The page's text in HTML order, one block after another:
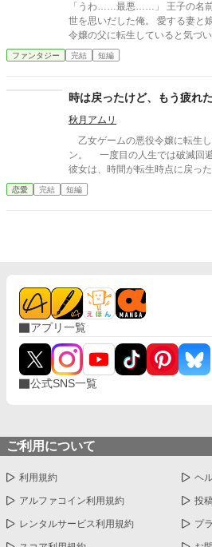
「うわ……最悪……」 王子の名前を愛娘の口からきいた瞬間、前
世を思いだした俺。 愛する妻と
令嬢の父に転生していると気づ
と娘の死亡フラグは破壊するよ
ファンタジー 完結 短編
時は戻ったけど、もう疲れ
秋月アムリ
乙女ゲームの悪役令嬢に転生
ン。 一度目の人生では破滅回避に奔走するも虚しく断罪された
彼女は、時間が転生時点に戻っ
いた。 もう疲れた。どうせ無駄なら、せめて断罪の日まで穏や
かに眠って過ごしたい──そう願
恋愛 完結 短編
アプリ一覧
公式SNS一覧
ご利用について
利用規約 ヘ
アルファコイン利用規約 投
レンタルサービス利用規約 プ